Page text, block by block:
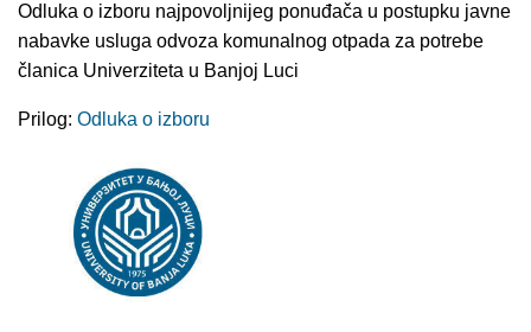
Odluka o izboru najpovoljnijeg ponuđača u postupku javne
nabavke usluga odvoza komunalnog otpada za potrebe
članica Univerziteta u Banjoj Luci
Prilog: Odluka o izboru